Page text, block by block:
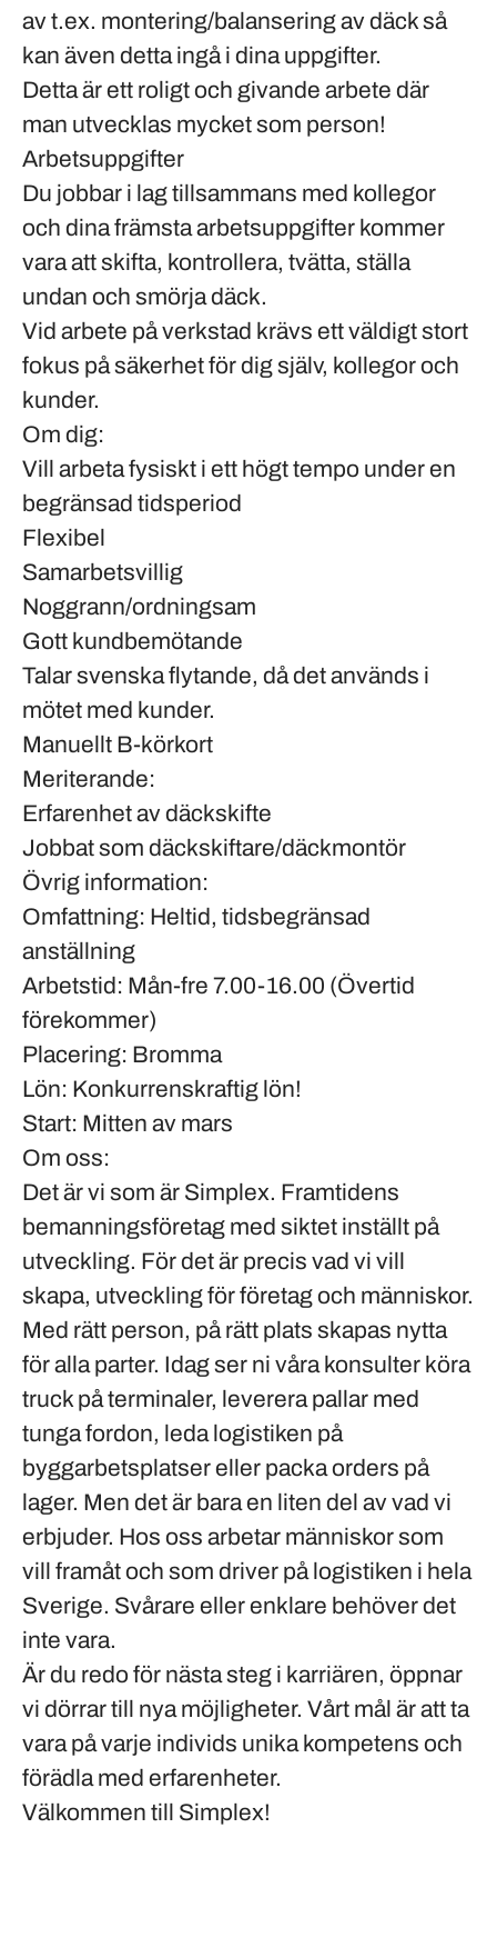
av t.ex. montering/balansering av däck så
kan även detta ingå i dina uppgifter.
Detta är ett roligt och givande arbete där
man utvecklas mycket som person!
Arbetsuppgifter
Du jobbar i lag tillsammans med kollegor
och dina främsta arbetsuppgifter kommer
vara att skifta, kontrollera, tvätta, ställa
undan och smörja däck.
Vid arbete på verkstad krävs ett väldigt stort
fokus på säkerhet för dig själv, kollegor och
kunder.
Om dig:
Vill arbeta fysiskt i ett högt tempo under en
begränsad tidsperiod
Flexibel
Samarbetsvillig
Noggrann/ordningsam
Gott kundbemötande
Talar svenska flytande, då det används i
mötet med kunder.
Manuellt B-körkort
Meriterande:
Erfarenhet av däckskifte
Jobbat som däckskiftare/däckmontör
Övrig information:
Omfattning: Heltid, tidsbegränsad
anställning
Arbetstid: Mån-fre 7.00-16.00 (Övertid
förekommer)
Placering: Bromma
Lön: Konkurrenskraftig lön!
Start: Mitten av mars
Om oss:
Det är vi som är Simplex. Framtidens
bemanningsföretag med siktet inställt på
utveckling. För det är precis vad vi vill
skapa, utveckling för företag och människor.
Med rätt person, på rätt plats skapas nytta
för alla parter. Idag ser ni våra konsulter köra
truck på terminaler, leverera pallar med
tunga fordon, leda logistiken på
byggarbetsplatser eller packa orders på
lager. Men det är bara en liten del av vad vi
erbjuder. Hos oss arbetar människor som
vill framåt och som driver på logistiken i hela
Sverige. Svårare eller enklare behöver det
inte vara.
Är du redo för nästa steg i karriären, öppnar
vi dörrar till nya möjligheter. Vårt mål är att ta
vara på varje individs unika kompetens och
förädla med erfarenheter.
Välkommen till Simplex!